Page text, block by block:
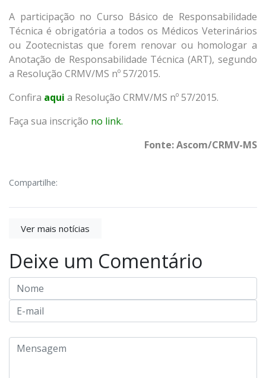
A participação no Curso Básico de Responsabilidade
Técnica é obrigatória a todos os Médicos Veterinários
ou Zootecnistas que forem renovar ou homologar a
Anotação de Responsabilidade Técnica (ART), segundo
a Resolução CRMV/MS nº 57/2015.
Confira aqui a Resolução CRMV/MS nº 57/2015.
Faça sua inscrição no link.
Fonte: Ascom/CRMV-MS
Compartilhe:
Ver mais notícias
Deixe um Comentário